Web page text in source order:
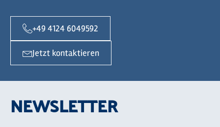
+49 4124 6049592
Jetzt kontaktieren
NEWSLETTER